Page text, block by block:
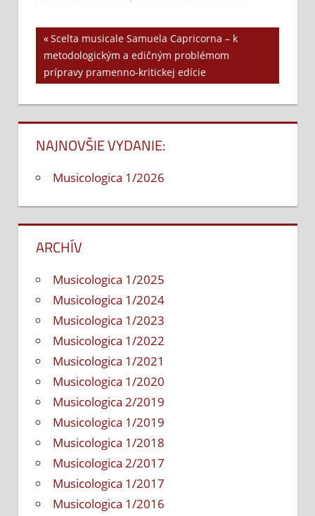
Navigácia
v
článku
Previous
Post:
Scelta musicale Samuela Capricorna – k
metodologickým a edičným problémom
prípravy pramenno-kritickej edície
NAJNOVŠIE VYDANIE:
Musicologica 1/2026
ARCHÍV
Musicologica 1/2025
Musicologica 1/2024
Musicologica 1/2023
Musicologica 1/2022
Musicologica 1/2021
Musicologica 1/2020
Musicologica 2/2019
Musicologica 1/2019
Musicologica 1/2018
Musicologica 2/2017
Musicologica 1/2017
Musicologica 1/2016